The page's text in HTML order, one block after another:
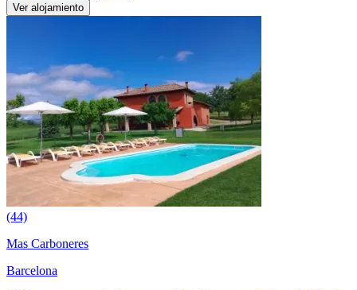
Ver alojamiento
(44)
Mas Carboneres
Barcelona